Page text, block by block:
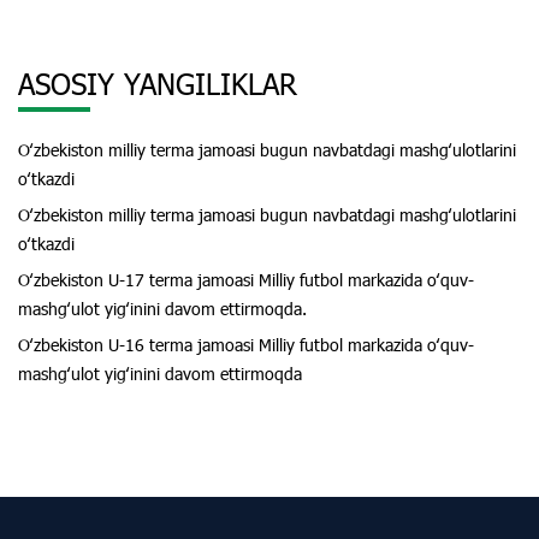
ASOSIY YANGILIKLAR
Oʻzbekiston milliy terma jamoasi bugun navbatdagi mashgʻulotlarini
oʻtkazdi
Oʻzbekiston milliy terma jamoasi bugun navbatdagi mashgʻulotlarini
oʻtkazdi
Oʻzbekiston U-17 terma jamoasi Milliy futbol markazida oʻquv-
mashgʻulot yigʻinini davom ettirmoqda.
Oʻzbekiston U-16 terma jamoasi Milliy futbol markazida oʻquv-
mashgʻulot yigʻinini davom ettirmoqda